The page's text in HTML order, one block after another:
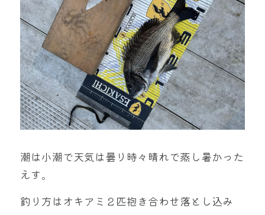
お問い合わせ
潮は小潮で天気は曇り時々晴れで蒸し暑かった
えす。
釣り方はオキアミ２匹抱き合わせ落とし込み